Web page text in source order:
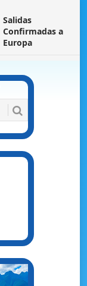
Salidas
Confirmadas a
Europa